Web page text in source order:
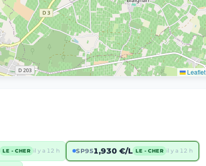
Leaflet
LE - CHER il y a 12 h SP951,930 €/L LE - CHER il y a 12 h